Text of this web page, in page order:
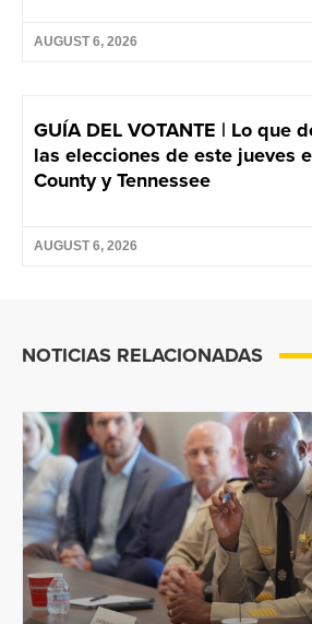
AUGUST 6, 2026
GUÍA DEL VOTANTE | Lo que
las elecciones de este jueves
County y Tennessee
AUGUST 6, 2026
NOTICIAS RELACIONADAS